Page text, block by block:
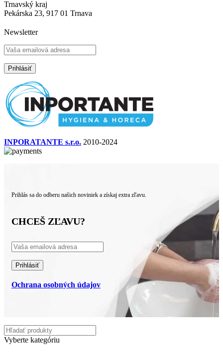
Trnavský kraj
Pekárska 23, 917 01 Trnava
Newsletter
INPORATANTE s.r.o. 2010-2024
Prihlás sa do odberu našich noviniek a získaj extra zľavu.
CHCEŠ ZĽAVU?
Ochrana osobných údajov
Vyberte kategóriu